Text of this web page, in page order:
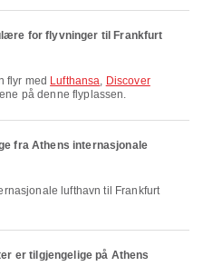
for flyvninger til Frankfurt
flyr med Lufthansa, Discover
på denne flyplassen.
fra Athens internasjonale
er tilgjengelige på Athens